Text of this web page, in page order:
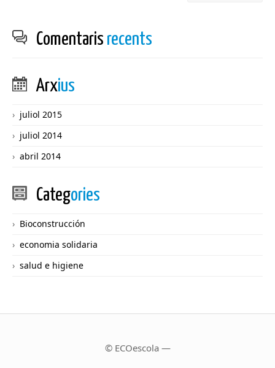
Comentaris recents
Arxius
juliol 2015
juliol 2014
abril 2014
Categories
Bioconstrucción
economia solidaria
salud e higiene
© ECOescola —